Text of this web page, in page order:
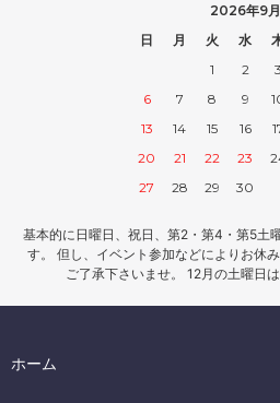
2026年9月
日
月 火 水
1
2 3
6
7 8 9
13
14 15 16
20
21 22 23
27
28 29 30
基本的に日曜日、祝日、第2・第4・第5土
す。 但し、イベント参加などによりお休
ご了承下さいませ。 12月の土曜日
ホーム